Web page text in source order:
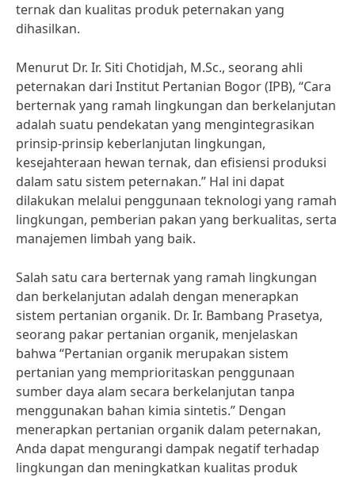
ternak dan kualitas produk peternakan yang
dihasilkan.
Menurut Dr. Ir. Siti Chotidjah, M.Sc., seorang ahli
peternakan dari Institut Pertanian Bogor (IPB), “Cara
berternak yang ramah lingkungan dan berkelanjutan
adalah suatu pendekatan yang mengintegrasikan
prinsip-prinsip keberlanjutan lingkungan,
kesejahteraan hewan ternak, dan efisiensi produksi
dalam satu sistem peternakan.” Hal ini dapat
dilakukan melalui penggunaan teknologi yang ramah
lingkungan, pemberian pakan yang berkualitas, serta
manajemen limbah yang baik.
Salah satu cara berternak yang ramah lingkungan
dan berkelanjutan adalah dengan menerapkan
sistem pertanian organik. Dr. Ir. Bambang Prasetya,
seorang pakar pertanian organik, menjelaskan
bahwa “Pertanian organik merupakan sistem
pertanian yang memprioritaskan penggunaan
sumber daya alam secara berkelanjutan tanpa
menggunakan bahan kimia sintetis.” Dengan
menerapkan pertanian organik dalam peternakan,
Anda dapat mengurangi dampak negatif terhadap
lingkungan dan meningkatkan kualitas produk